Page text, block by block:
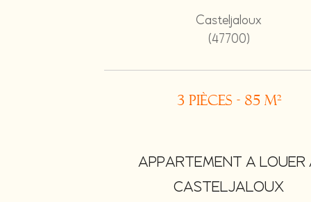
Casteljaloux
(47700)
3 pièces - 85 m²
APPARTEMENT A LOUER
CASTELJALOUX